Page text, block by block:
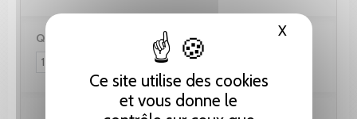
Ce site utilise des cookies
et vous donne le
XMasquer
Quantité :